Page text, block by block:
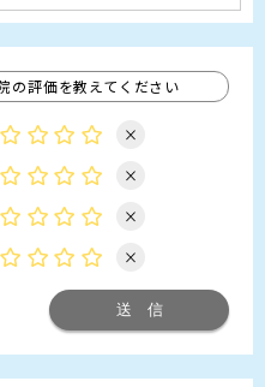
の評価を教えてください
×
×
×
×